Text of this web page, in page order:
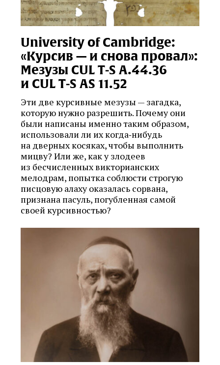
University of Cambridge:
«Курсив — и снова провал»:
Мезузы CUL T‑S A.44.36
и CUL T‑S AS 11.52
Эти две курсивные мезузы — загадка,
которую нужно разрешить. Почему они
были написаны именно таким образом,
использовали ли их когда‑нибудь
на дверных косяках, чтобы выполнить
мицву? Или же, как у злодеев
из бесчисленных викторианских
мелодрам, попытка соблюсти строгую
писцовую алаху оказалась сорвана,
признана пасуль, погубленная самой
своей курсивностью?